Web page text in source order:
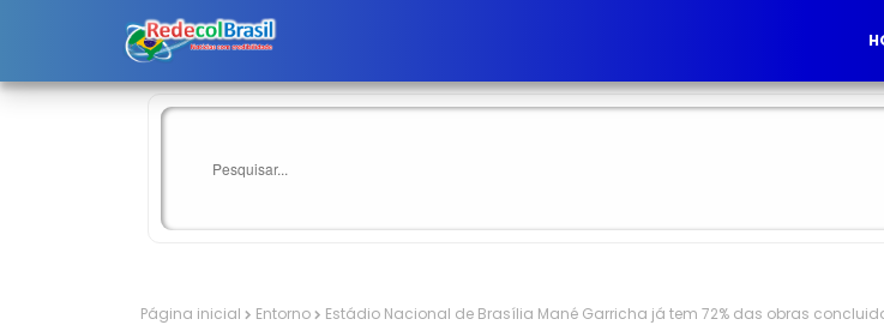
Página inicial Entorno Estádio Nacional de Brasília Mané Garricha já tem 72% das obras